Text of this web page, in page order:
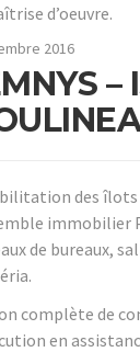
d’oeuvre.
2016
–
des îlots
immobilier
de bureaux,
complète de
en